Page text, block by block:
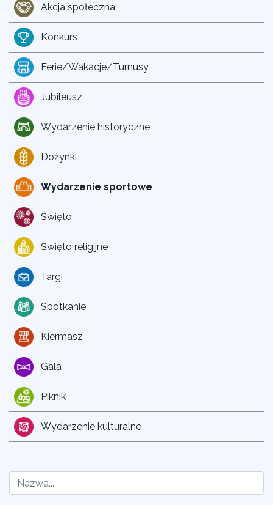
Akcja społeczna
Konkurs
Ferie/Wakacje/Turnusy
Jubileusz
Wydarzenie historyczne
Dożynki
Wydarzenie sportowe
Święto
Święto religijne
Targi
Spotkanie
Kiermasz
Gala
Piknik
Wydarzenie kulturalne